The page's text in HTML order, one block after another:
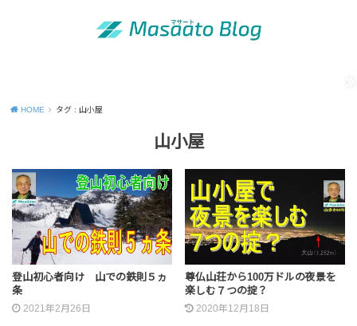
HOME タグ : 山小屋
山小屋
登山初心者向け 山での鉄則５ヵ
条
2021年2月26日
尊仏山荘から100万ドルの夜景を
楽しむ７つの掟？
2020年12月18日